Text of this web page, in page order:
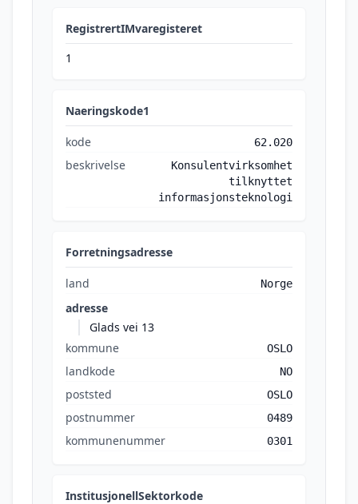
RegistrertIMvaregisteret
1
Naeringskode1
kode 62.020
beskrivelse
Konsulentvirksomhet
tilknyttet
informasjonsteknologi
Forretningsadresse
land Norge
adresse
Glads vei 13
kommune
OSLO
landkode NO
poststed OSLO
postnummer 0489
kommunenummer 0301
InstitusjonellSektorkode